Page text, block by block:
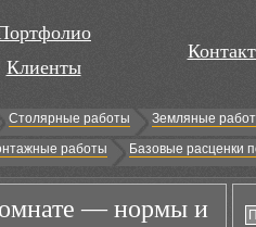
Клиенты
Столярные работы Земляные
работы Базовые расценки
— нормы и